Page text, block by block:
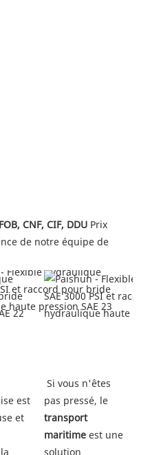
CNF, CIF, DDU Prix ​​
de notre équipe de
est
et
Si vous n'êtes
transport
maritime est une
solution